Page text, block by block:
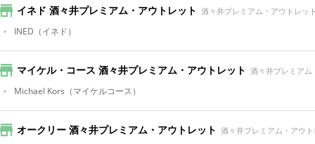
イネド 酒々井プレミアム・アウトレット 酒々井プレミアム・アウトレッ
INED （イネド）
マイケル・コース 酒々井プレミアム・アウトレット 酒々井プレミア
Michael Kors （マイケルコース）
オークリー 酒々井プレミアム・アウトレット 酒々井プレミアム・アウ